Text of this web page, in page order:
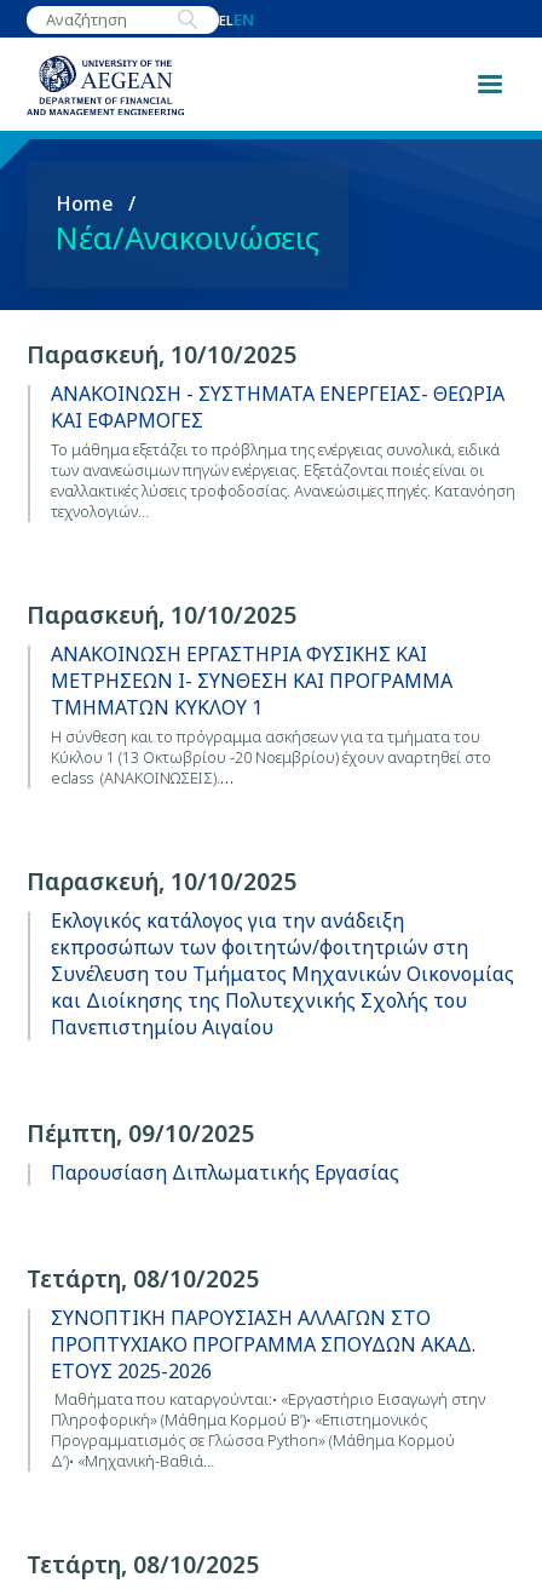
Skip
to
content
ELEN
Breadcrumb
Home
Νέα/Ανακοινώσεις
Παρασκευή, 10/10/2025
ΑΝΑΚΟΙΝΩΣΗ - ΣΥΣΤΗΜΑΤΑ ΕΝΕΡΓΕΙΑΣ- ΘΕΩΡΙΑ
ΚΑΙ ΕΦΑΡΜΟΓΕΣ
Το μάθημα εξετάζει το πρόβλημα της ενέργειας συνολικά, ειδικά
των ανανεώσιμων πηγών ενέργειας. Εξετάζονται ποιές είναι οι
εναλλακτικές λύσεις τροφοδοσίας. Ανανεώσιμες πηγές. Κατανόηση
τεχνολογιών…
Παρασκευή, 10/10/2025
ΑΝΑΚΟΙΝΩΣΗ ΕΡΓΑΣΤΗΡΙΑ ΦΥΣΙΚΗΣ ΚΑΙ
ΜΕΤΡΗΣΕΩΝ Ι- ΣΥΝΘΕΣΗ ΚΑΙ ΠΡΟΓΡΑΜΜΑ
ΤΜΗΜΑΤΩΝ ΚΥΚΛΟΥ 1
Η σύνθεση και το πρόγραμμα ασκήσεων για τα τμήματα του
Κύκλου 1 (13 Οκτωβρίου -20 Νοεμβρίου) έχoυν αναρτηθεί στο
eclass (ΑΝΑΚΟΙΝΩΣΕΙΣ). …
Παρασκευή, 10/10/2025
Εκλογικός κατάλογος για την ανάδειξη
εκπροσώπων των φοιτητών/φοιτητριών στη
Συνέλευση του Τμήματος Μηχανικών Οικονομίας
και Διοίκησης της Πολυτεχνικής Σχολής του
Πανεπιστημίου Αιγαίου
Πέμπτη, 09/10/2025
Παρουσίαση Διπλωματικής Εργασίας
Τετάρτη, 08/10/2025
ΣΥΝΟΠΤΙΚΗ ΠΑΡΟΥΣΙΑΣΗ ΑΛΛΑΓΩΝ ΣΤΟ
ΠΡΟΠΤΥΧΙΑΚΟ ΠΡΟΓΡΑΜΜΑ ΣΠΟΥΔΩΝ ΑΚΑΔ.
ΕΤΟΥΣ 2025-2026
Μαθήματα που καταργούνται:• «Εργαστήριο Εισαγωγή στην
Πληροφορική» (Μάθημα Κορμού Β’)• «Επιστημονικός
Προγραμματισμός σε Γλώσσα Python» (Μάθημα Κορμού
Δ’)• «Μηχανική-Βαθιά…
Τετάρτη, 08/10/2025